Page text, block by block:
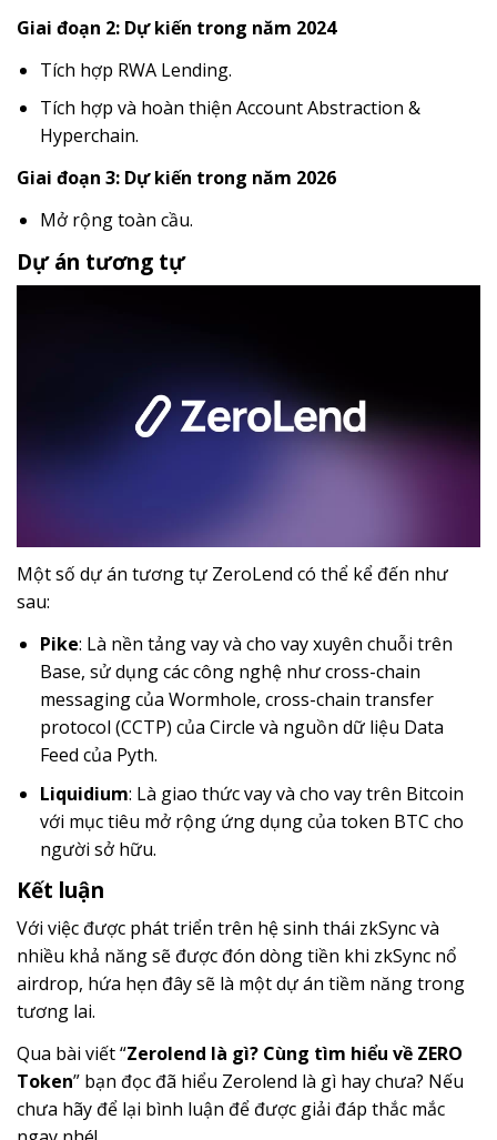
Giai đoạn 2: Dự kiến trong năm 2024
Tích hợp RWA Lending.
Tích hợp và hoàn thiện Account Abstraction &
Hyperchain.
Giai đoạn 3: Dự kiến trong năm 2026
Mở rộng toàn cầu.
Dự án tương tự
Một số dự án tương tự ZeroLend có thể kể đến như
sau:
Pike: Là nền tảng vay và cho vay xuyên chuỗi trên
Base, sử dụng các công nghệ như cross-chain
messaging của Wormhole, cross-chain transfer
protocol (CCTP) của Circle và nguồn dữ liệu Data
Feed của Pyth.
Liquidium: Là giao thức vay và cho vay trên Bitcoin
với mục tiêu mở rộng ứng dụng của token BTC cho
người sở hữu.
Kết luận
Với việc được phát triển trên hệ sinh thái zkSync và
nhiều khả năng sẽ được đón dòng tiền khi zkSync nổ
airdrop, hứa hẹn đây sẽ là một dự án tiềm năng trong
tương lai.
Qua bài viết “Zerolend là gì? Cùng tìm hiểu về ZERO
Token” bạn đọc đã hiểu Zerolend là gì hay chưa? Nếu
chưa hãy để lại bình luận để được giải đáp thắc mắc